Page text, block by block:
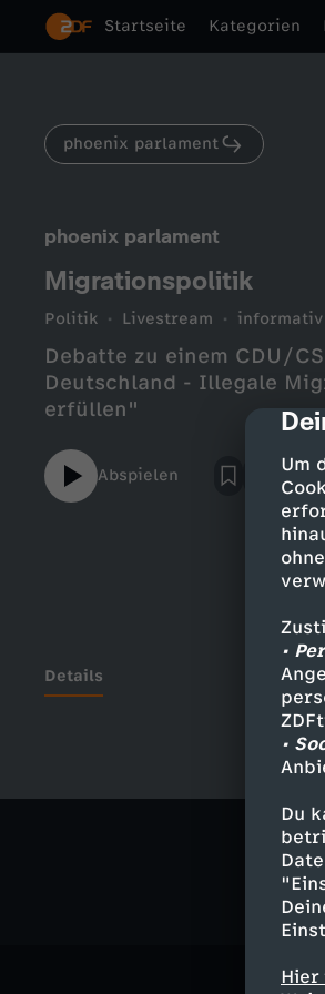
Um
•
•
Du
Hier
Startseite Kategorien
phoenix parlament
phoenix parlament
Migrationspolitik
Politik Livestream informativ
Debatte zu einem CDU/
Deutschland - Illegale
erfüllen"
Abspielen
Details